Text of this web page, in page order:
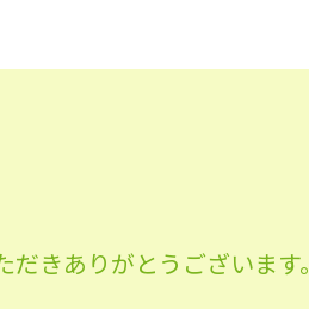
きありがとうございます。